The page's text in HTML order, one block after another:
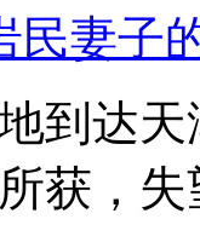
民妻子
到达
获，